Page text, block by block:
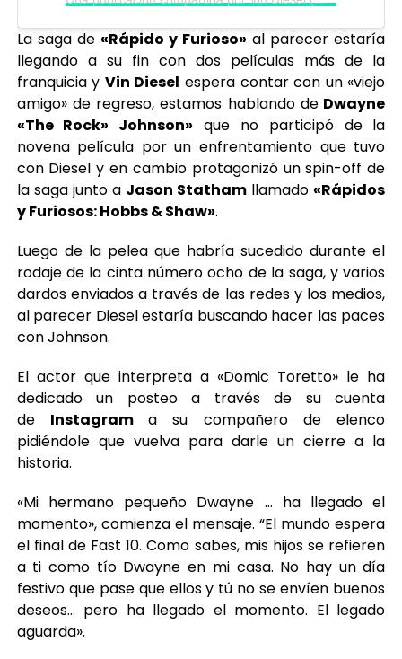
La saga de «Rápido y Furioso» al parecer estaría
llegando a su fin con dos películas más de la
franquicia y Vin Diesel espera contar con un «viejo
amigo» de regreso, estamos hablando de Dwayne
«The Rock» Johnson» que no participó de la
novena película por un enfrentamiento que tuvo
con Diesel y en cambio protagonizó un spin-off de
la saga junto a Jason Stathamllamado «Rápidos
y Furiosos: Hobbs & Shaw».
Luego de la pelea que habría sucedido durante el
rodaje de la cinta número ocho de la saga, y varios
dardos enviados a través de las redes y los medios,
al parecer Diesel estaría buscando hacer las paces
con Johnson.
El actor que interpreta a «Domic Toretto» le ha
dedicado un posteo a través de su cuenta
de Instagrama su compañero de elenco
pidiéndole que vuelva para darle un cierre a la
historia.
«Mi hermano pequeño Dwayne … ha llegado el
momento», comienza el mensaje. “El mundo espera
el final de Fast 10. Como sabes, mis hijos se refieren
a ti como tío Dwayne en mi casa. No hay un día
festivo que pase que ellos y tú no se envíen buenos
deseos… pero ha llegado el momento. El legado
aguarda».